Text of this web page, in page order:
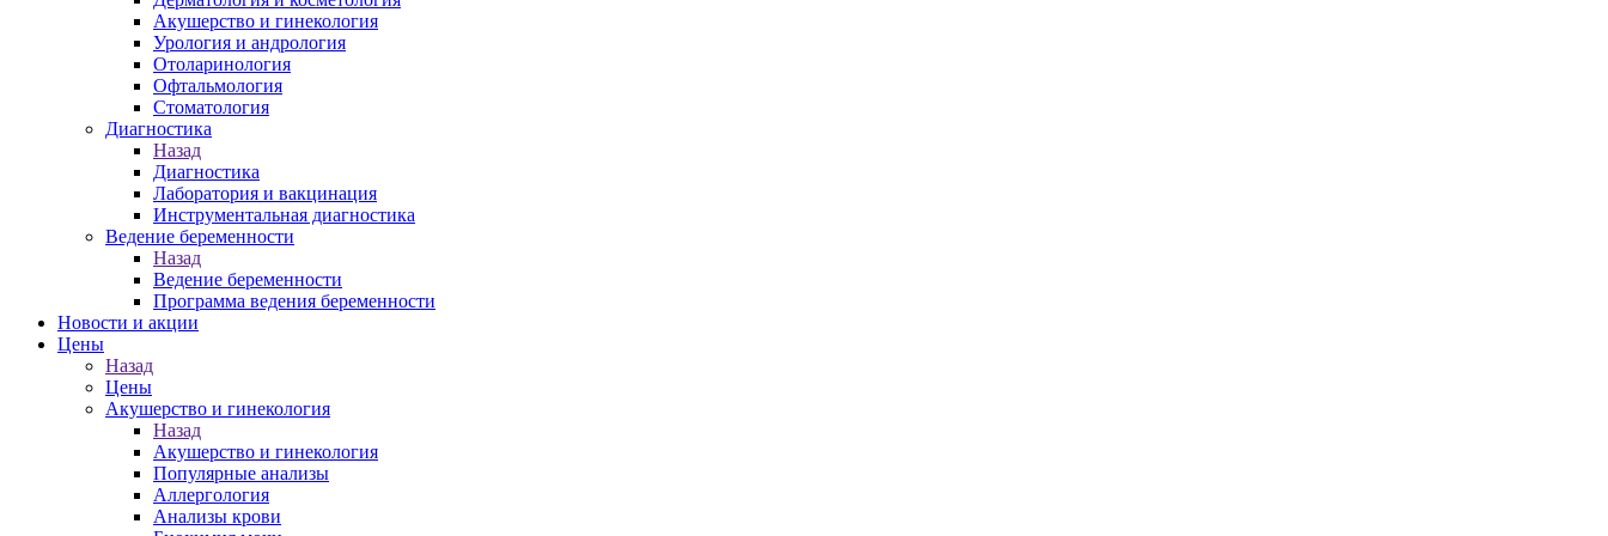
Акушерство и гинекология
Урология и андрология
Отоларинология
Офтальмология
Стоматология
Диагностика
Назад
Диагностика
Лаборатория и вакцинация
Инструментальная диагностика
Ведение беременности
Назад
Ведение беременности
Программа ведения беременности
Новости и акции
Цены
Назад
Цены
Акушерство и гинекология
Назад
Акушерство и гинекология
Популярные анализы
Аллергология
Анализы крови